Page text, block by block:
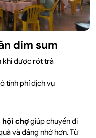
dim sum
khi được rót trà
tính phí dịch vụ
hội chợgiúp chuyến đi
và đáng nhớ hơn. Từ